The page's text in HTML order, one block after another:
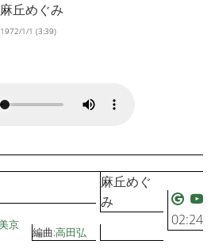
麻丘めぐみ
1972/1/1 (3:39)
麻丘めぐ
み
02:24
京
編曲:高田弘